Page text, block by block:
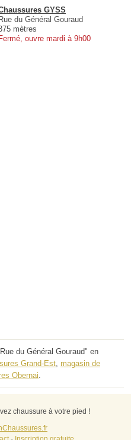
GYSS
Rue du Général Gouraud
mètres
Fermé, ouvre mardi à 9h00
du Général Gouraud" en
Grand-Est, magasin de
Obernai.
chaussure à votre pied !